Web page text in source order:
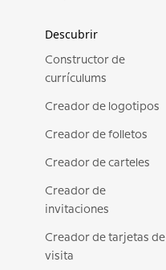
Descubrir
Constructor de
currículums
Creador de logotipos
Creador de folletos
Creador de carteles
Creador de
invitaciones
Creador de tarjetas de
visita